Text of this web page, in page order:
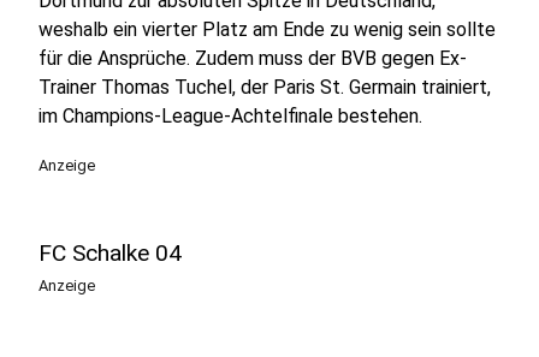
weshalb ein vierter Platz am Ende zu wenig sein sollte
für die Ansprüche. Zudem muss der BVB gegen Ex-
Trainer Thomas Tuchel, der Paris St. Germain trainiert,
im Champions-League-Achtelfinale bestehen.
Anzeige
FC Schalke 04
Anzeige